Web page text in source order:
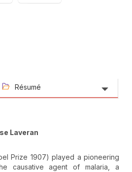
Résumé
Laveran
Prize 1907) played a pioneering
causative agent of malaria, a